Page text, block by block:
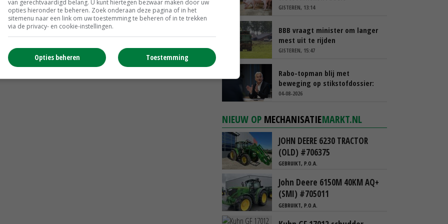
Biggen weekprijzen
€ 26,50 € 0,50
MEER MARKTPRIJZEN
GISTEREN, 13:14
BBB vraagt minister om langer
mest uit te rijden
GISTEREN, 15:47
Rabo-topman blij met
beweging op stikstofdossier:
‘Verdienmodel van boeren blijft
04-08-2026
NIEUW OP MECHANISATIEMARKT.NL
JOHN DEERE 6230 TRACTOR
(OLD) #706375
GEBRUIKT, P.O.A.
John Deere 6150M 40KM AQ+
(SMI) #705011
GEBRUIKT, P.O.A.
van gerechtvaardigd belang. U kunt hiertegen bezwaar maken door uw
opties hieronder te beheren. Zoek onderaan deze pagina of in het
sitemenu naar een link om uw toestemming te beheren of in te trekken
via de privacy- en cookie-instellingen.
Toestemming
Opties beheren